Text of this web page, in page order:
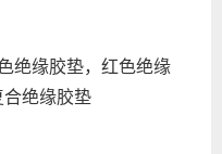
缘胶垫，红色绝缘
绝缘胶垫